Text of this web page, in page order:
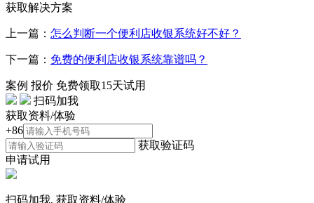
获取解决方案
上一篇： 怎么判断一个便利店收银系统好不好？
下一篇： 免费的便利店收银系统靠谱吗？
案例 报价 免费领取15天试用
扫码加我
获取资料/体验
+86
获取验证码
申请试用
扫码加我, 获取资料/体验